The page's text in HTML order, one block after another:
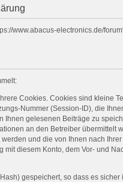
www.abacus-electronics.de/
Cookies. Cookies sind kleine
Nummer (Session-ID), die
Ihnen gelesenen Beiträge zu
an den Betreiber
und die von Ihnen nach
mit diesem Konto, dem Vor- und
gespeichert, so dass es